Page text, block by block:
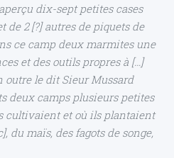
dix-sept petites cases
de 2 [?] autres de piquets de
ce camp deux marmites une
et des outils propres à […]
outre le dit Sieur Mussard
deux camps plusieurs petites
cultivaient et où ils plantaient
du maïs, des fagots de songe,